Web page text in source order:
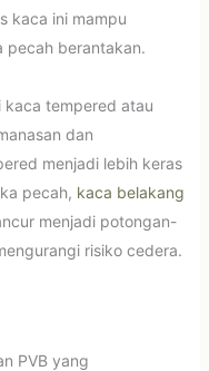
kaca ini mampu
pecah berantakan.
kaca tempered atau
dan
menjadi lebih keras
pecah, kaca belakang
menjadi potongan-
risiko cedera.
PVB yang